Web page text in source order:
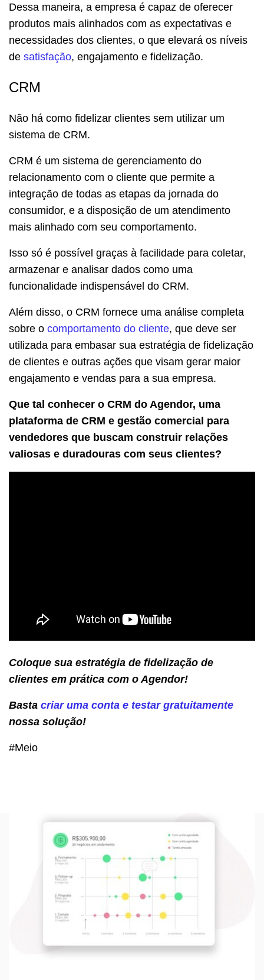
Dessa maneira, a empresa é capaz de oferecer
produtos mais alinhados com as expectativas e
necessidades dos clientes, o que elevará os níveis
de satisfação, engajamento e fidelização.
CRM
Não há como fidelizar clientes sem utilizar um
sistema de CRM.
CRM é um sistema de gerenciamento do
relacionamento com o cliente que permite a
integração de todas as etapas da jornada do
consumidor, e a disposição de um atendimento
mais alinhado com seu comportamento.
Isso só é possível graças à facilidade para coletar,
armazenar e analisar dados como uma
funcionalidade indispensável do CRM.
Além disso, o CRM fornece uma análise completa
sobre o comportamento do cliente, que deve ser
utilizada para embasar sua estratégia de fidelização
de clientes e outras ações que visam gerar maior
engajamento e vendas para a sua empresa.
Que tal conhecer o CRM do Agendor, uma
plataforma de CRM e gestão comercial para
vendedores que buscam construir relações
valiosas e duradouras com seus clientes?
Coloque sua estratégia de fidelização de
clientes em prática com o Agendor!
Basta criar uma conta e testar gratuitamente
nossa solução!
#Meio